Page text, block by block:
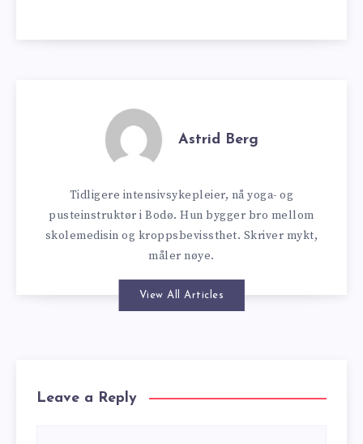
Astrid Berg
Tidligere intensivsykepleier, nå yoga- og
pusteinstruktør i Bodø. Hun bygger bro mellom
skolemedisin og kroppsbevissthet. Skriver mykt,
måler nøye.
View All Articles
Leave a Reply